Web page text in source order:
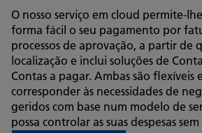
O nosso serviço em cloud permite-
forma fácil o seu pagamento por
processos de aprovação, a partir de
localização e inclui soluções de
Contas a pagar. Ambas são flexíveis
corresponder às necessidades de
geridos com base num modelo de
possa controlar as suas despesas